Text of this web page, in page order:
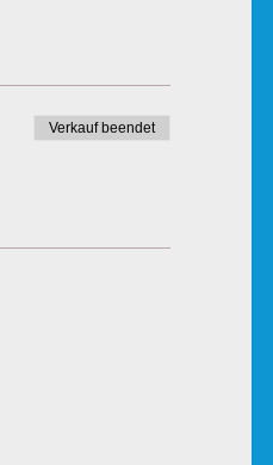
Verkauf beendet